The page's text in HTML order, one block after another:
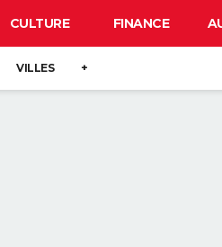
CULTURE FINANCE
VILLES +